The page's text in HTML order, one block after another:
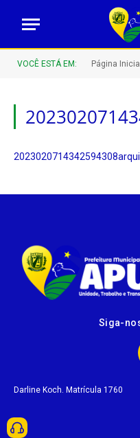
VOCÊ ESTÁ EM: Página Inicial
Siga-
Darline Koch. Matrícula 1760